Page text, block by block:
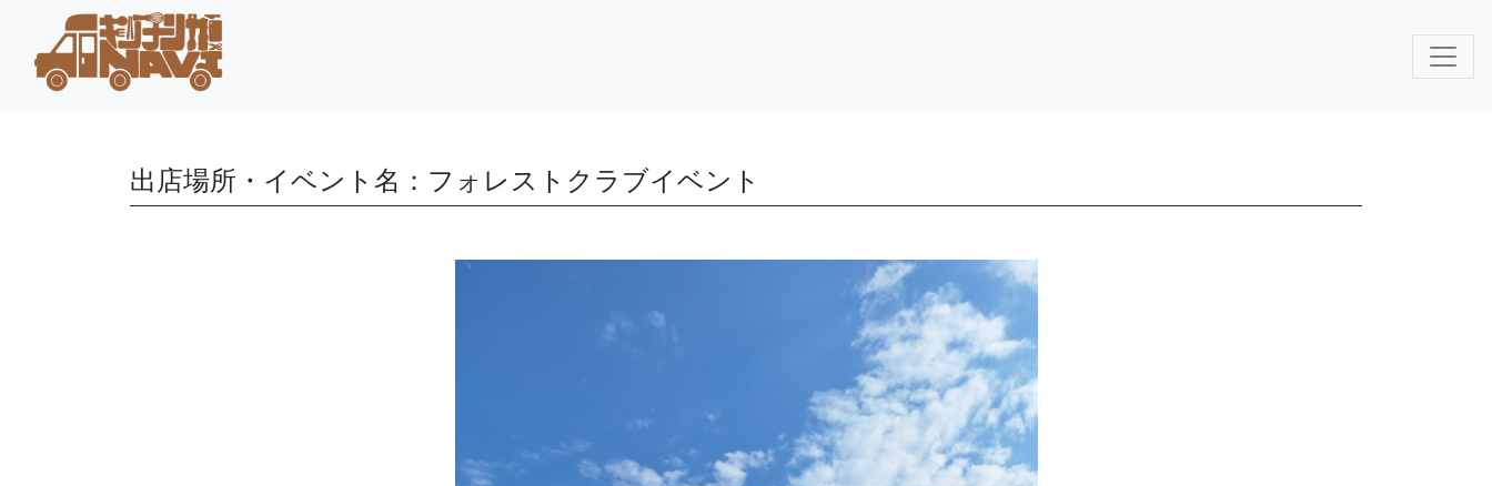
出店場所・イベント名：フォレストクラブイベント